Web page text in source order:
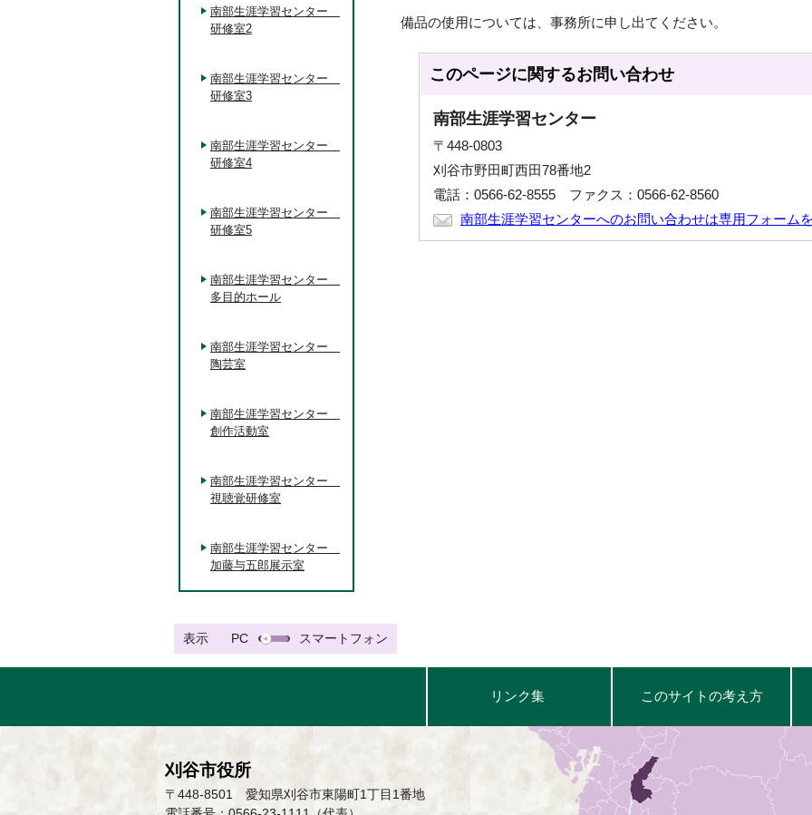
備品の使用については、事務所に申し出てください。
このページに関するお問い合わせ
南部生涯学習センター
〒448-0803
刈谷市野田町西田78番地2
電話：0566-62-8555 ファクス：0566-62-8560
南部生涯学習センターへのお問い合わせは専用フォーム
南部生涯学習センター
研修室2
南部生涯学習センター
研修室3
南部生涯学習センター
研修室4
南部生涯学習センター
研修室5
南部生涯学習センター
多目的ホール
南部生涯学習センター
陶芸室
南部生涯学習センター
創作活動室
南部生涯学習センター
視聴覚研修室
南部生涯学習センター
加藤与五郎展示室
表示 PC スマートフォン
リンク集 このサイトの考え方
刈谷市役所
〒448-8501 愛知県刈谷市東陽町1丁目1番地